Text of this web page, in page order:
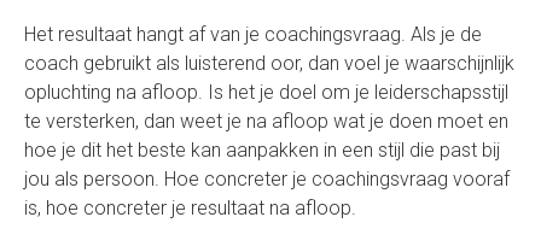
Het resultaat hangt af van je coachingsvraag. Als je de
coach gebruikt als luisterend oor, dan voel je waarschijnlijk
opluchting na afloop. Is het je doel om je leiderschapsstijl
te versterken, dan weet je na afloop wat je doen moet en
hoe je dit het beste kan aanpakken in een stijl die past bij
jou als persoon. Hoe concreter je coachingsvraag vooraf
is, hoe concreter je resultaat na afloop.